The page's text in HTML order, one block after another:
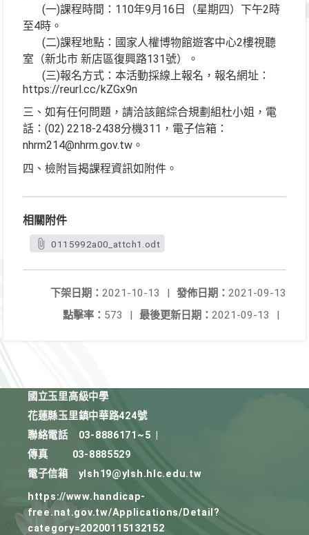
(一)課程時間：110年9月16日（星期四）下午2時
至4時。
(二)課程地點：國家人權博物館遊客中心2樓視聽
室（新北市 新店區復興路131號）。
(三)報名方式：本活動採線上報名，報名網址：
https://reurl.cc/kZGx9n
三、如有任何問題，請洽該館綜合規劃組杜小姐，電
話：(02) 2218-2438分機311，電子信箱：
nhrm214@nhrm.gov.tw。
四、檢附旨揭課程資訊如附件。
相關附件
0115992a00_attch1.odt
發佈日期： 2021-09-13
下架日期： 2021-10-13
|
最後更新日期： 2021-09-13 |
點擊率： 573 |
國立玉里高級中學
花蓮縣玉里鎮中華路424號
聯絡電話
03-8886171~5
傳真
03-8885529
電子信箱
ylsh19@ylsh.hlc.edu.tw
https://www.handicap-
free.nat.gov.tw/Applications/Detail?
category=20200115132152